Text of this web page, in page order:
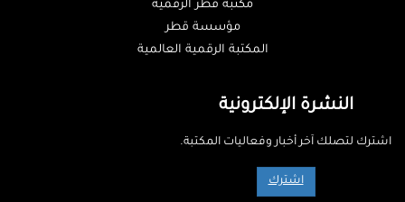
مكتبة قطر الرقمية
مؤسسة قطر
المكتبة الرقمية العالمية
النشرة الإلكترونية
اشترك لتصلك آخر أخبار وفعاليات المكتبة.
اشترك